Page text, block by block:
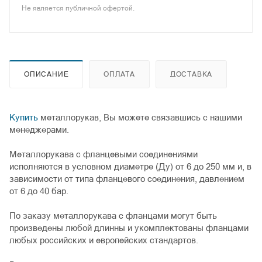
Не является публичной офертой.
ОПИСАНИЕ ОПЛАТА ДОСТАВКА
Купить металлорукав, Вы можете связавшись с нашими
менеджерами.
Металлорукава с фланцевыми соединениями
исполняются в условном диаметре (Ду) от 6 до 250 мм и, в
зависимости от типа фланцевого соединения, давлением
от 6 до 40 бар.
По заказу металлорукава с фланцами могут быть
произведены любой длинны и укомплектованы фланцами
любых российских и европейских стандартов.